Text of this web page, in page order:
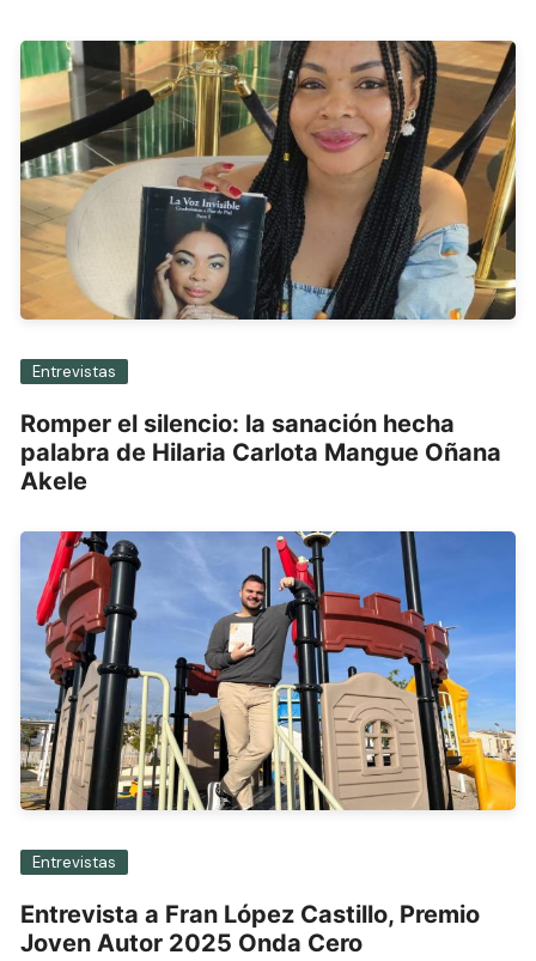
Entrevistas
Romper el silencio: la sanación hecha
palabra de Hilaria Carlota Mangue Oñana
Akele
Entrevistas
Entrevista a Fran López Castillo, Premio
Joven Autor 2025 Onda Cero